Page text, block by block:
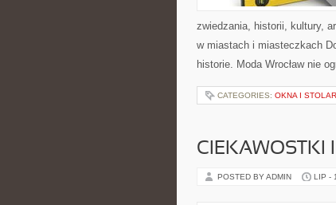
zwiedzania, historii, kultury,
w miastach i miasteczkach
historie. Moda Wrocław nie
CATEGORIES: OKNA I
CIEKAWOSTKI
POSTED BY ADMIN LIP -